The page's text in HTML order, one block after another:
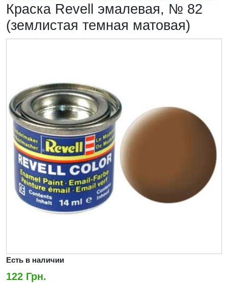
Краска Revell эмалевая, № 82
(землистая темная матовая)
Есть в наличии
122 Грн.